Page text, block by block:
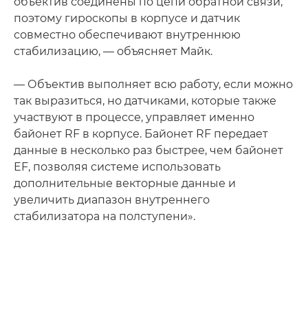
поэтому гироскопы в корпусе и датчик
совместно обеспечивают внутреннюю
стабилизацию, — объясняет Майк.
— Объектив выполняет всю работу, если можно
так выразиться, но датчиками, которые также
участвуют в процессе, управляет именно
байонет RF в корпусе. Байонет RF передает
данные в несколько раз быстрее, чем байонет
EF, позволяя системе использовать
дополнительные векторные данные и
увеличить диапазон внутреннего
стабилизатора на полступени».